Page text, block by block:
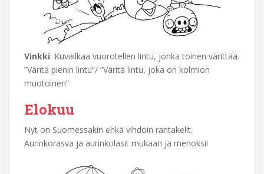
Vinkki: Kuvailkaa vuorotellen lintu, jonka toinen värittää.
”Väritä pienin lintu”/ ”Väritä lintu, joka on kolmion
muotoinen”
Elokuu
Nyt on Suomessakin ehkä vihdoin rantakelit.
Aurinkorasva ja aurinkolasit mukaan ja menoksi!